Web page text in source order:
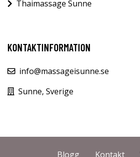
Thaimassage Sunne
KONTAKTINFORMATION
info@massageisunne.se
Sunne, Sverige
Blogg Kontakt